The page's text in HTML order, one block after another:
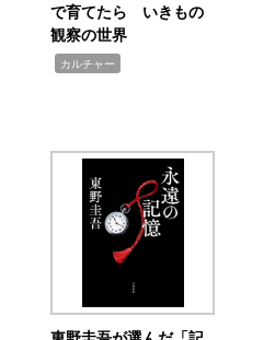
で育てたら いきもの
観察の世界
カルチャー